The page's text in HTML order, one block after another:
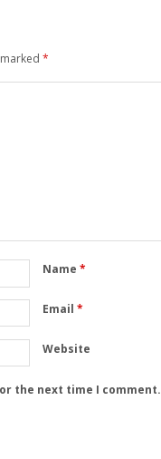
*
Name *
Email *
Website
the next time I comment.